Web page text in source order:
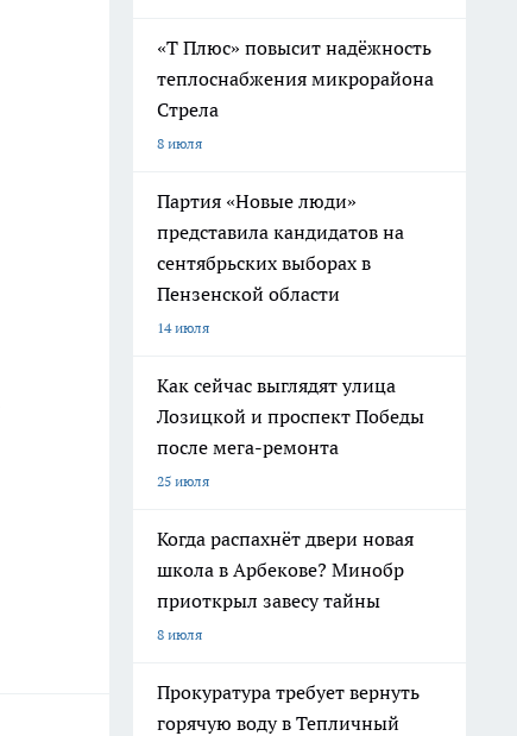
«Т Плюс» повысит надёжность
теплоснабжения микрорайона
Стрела
8 июля
Партия «Новые люди»
представила кандидатов на
сентябрьских выборах в
Пензенской области
14 июля
Как сейчас выглядят улица
Лозицкой и проспект Победы
после мега-ремонта
25 июля
Когда распахнёт двери новая
школа в Арбекове? Минобр
приоткрыл завесу тайны
8 июля
Прокуратура требует вернуть
горячую воду в Тепличный